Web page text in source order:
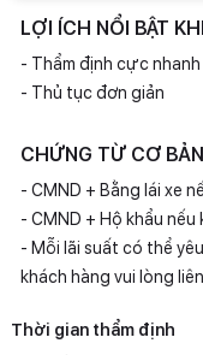
LỢI ÍCH NỔI BẬT
- Thẩm định cực nhanh
- Thủ tục đơn giản
CHỨNG TỪ CƠ BẢN
- CMND + Bằng lái xe
- CMND + Hộ khẩu nếu
- Mỗi lãi suất có thể
khách hàng vui lòng
Thời gian thẩm định